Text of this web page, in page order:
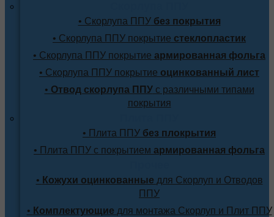
• Скорлупа ППУбез покрытия
• Скорлупа ППУ покрытие стеклопластик
• Скорлупа ППУ покрытие армированная фольга
• Скорлупа ППУ покрытие оцинкованный лист
• Отвод скорлупа ППУс различными типами
покрытия
• Плита ППУ без плокрытия
• Плита ППУ с покрытием армированная фольга
• Кожухи оцинкованные для Скорлуп и Отводов
ППУ
• Комплектующие для монтажа Скорлуп и Плит ППУ